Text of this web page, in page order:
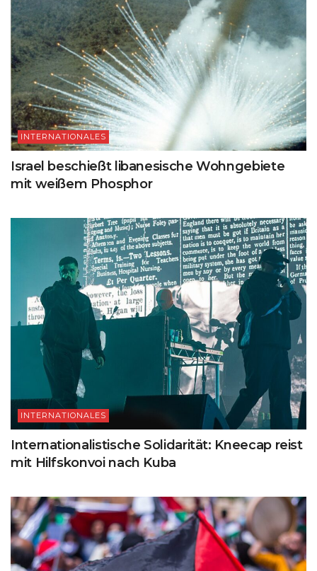
INTERNATIONALES
Israel beschießt libanesische Wohngebiete
mit weißem Phosphor
INTERNATIONALES
Internationalistische Solidarität: Kneecap reist
mit Hilfskonvoi nach Kuba